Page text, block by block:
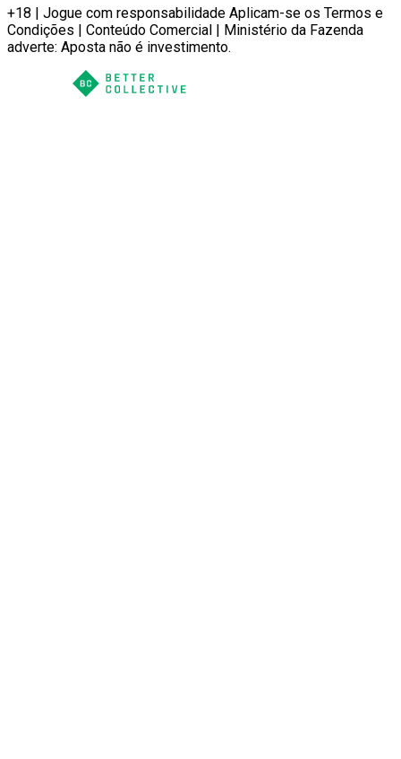
+18 | Jogue com responsabilidade Aplicam-se os Termos e
Condições | Conteúdo Comercial | Ministério da Fazenda
adverte: Aposta não é investimento.